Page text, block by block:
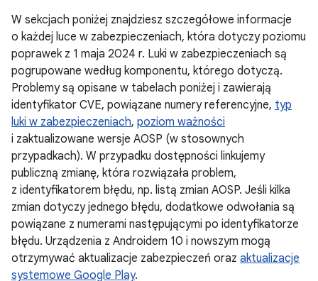
W sekcjach poniżej znajdziesz szczegółowe informacje
o każdej luce w zabezpieczeniach, która dotyczy poziomu
poprawek z 1 maja 2024 r. Luki w zabezpieczeniach są
pogrupowane według komponentu, którego dotyczą.
Problemy są opisane w tabelach poniżej i zawierają
identyfikator CVE, powiązane numery referencyjne, typ
luki w zabezpieczeniach, poziom ważności
i zaktualizowane wersje AOSP (w stosownych
przypadkach). W przypadku dostępności linkujemy
publiczną zmianę, która rozwiązała problem,
z identyfikatorem błędu, np. listą zmian AOSP. Jeśli kilka
zmian dotyczy jednego błędu, dodatkowe odwołania są
powiązane z numerami następującymi po identyfikatorze
błędu. Urządzenia z Androidem 10 i nowszym mogą
otrzymywać aktualizacje zabezpieczeń oraz aktualizacje
systemowe Google Play.